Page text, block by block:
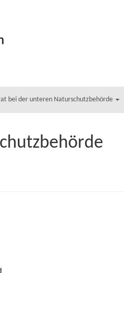
bei der unteren Naturschutzbehörde